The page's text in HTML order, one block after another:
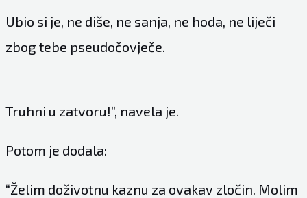
Ubio si je, ne diše, ne sanja, ne hoda, ne liječi
zbog tebe pseudočovječe.
Truhni u zatvoru!”, navela je.
Potom je dodala:
“Želim doživotnu kaznu za ovakav zločin. Molim